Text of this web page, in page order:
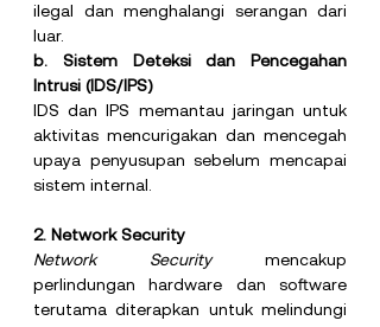
ilegal dan menghalangi serangan dari
luar.
b. Sistem Deteksi dan Pencegahan
Intrusi (IDS/IPS)
IDS dan IPS memantau jaringan untuk
aktivitas mencurigakan dan mencegah
upaya penyusupan sebelum mencapai
sistem internal.
2. Network Security
Network Security mencakup
perlindungan hardware dan software
terutama diterapkan untuk melindungi